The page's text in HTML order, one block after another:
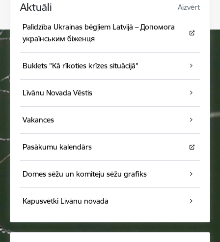
Aktuāli Aizvērt
Palīdzība Ukrainas bēgļiem Latvijā – Допомога
українським біженця
Buklets "Kā rīkoties krīzes situācijā"
Līvānu Novada Vēstis
Vakances
Pasākumu kalendārs
Domes sēžu un komiteju sēžu grafiks
Kapusvētki Līvānu novadā